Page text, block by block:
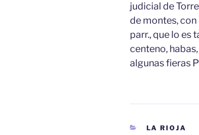
judicial de
de montes, con
parr., que lo es
centeno,
algunas fieras
CATEGORÍAS
LA RIOJA